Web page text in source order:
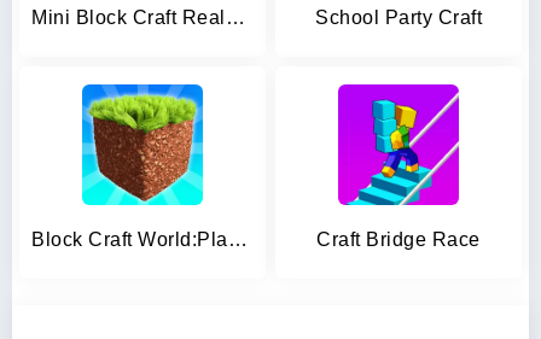
Mini Block Craft Realm Craft School Party Craft
Block Craft World:Planet Craft Craft Bridge Race